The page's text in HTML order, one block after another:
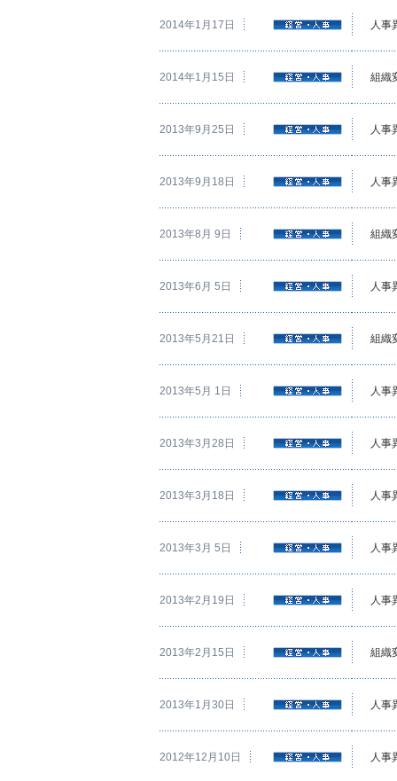
2014年1月17日 人事
2014年1月15日 組織
2013年9月25日 人事
2013年9月18日 人事
2013年8月 9日 組織
2013年6月 5日 人事
2013年5月21日 組織
2013年5月 1日 人事
2013年3月28日 人事
2013年3月18日 人事
2013年3月 5日 人事
2013年2月19日 人事
2013年2月15日 組織
2013年1月30日 人事
2012年12月10日 人事